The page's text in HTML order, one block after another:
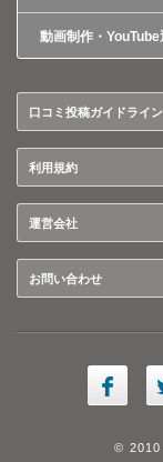
動画制作・
口コミ投稿ガイドライン
利用規約
運営会社
お問い合わせ
© 2010